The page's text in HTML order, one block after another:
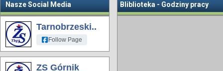
Nasze Social Media
Tarnobrzeski..
Follow Page
ZS Górnik
Bliblioteka - Godziny pracy